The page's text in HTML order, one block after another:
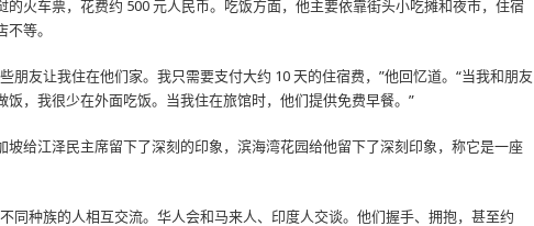
的火车票，花费约 500 元人民币。吃饭方面，他主要依靠街头小吃摊和夜市，住宿
等。
朋友让我住在他们家。我只需要支付大约 10 天的住宿费，”他回忆道。“当我和朋友
饭，我很少在外面吃饭。当我住在旅馆时，他们提供免费早餐。”
坡给江泽民主席留下了深刻的印象，滨海湾花园给他留下了深刻印象，称它是一座
同种族的人相互交流。华人会和马来人、印度人交谈。他们握手、拥抱，甚至约